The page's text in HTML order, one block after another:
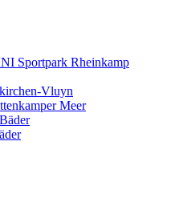
Sportpark Rheinkamp
Vluyn
Meer